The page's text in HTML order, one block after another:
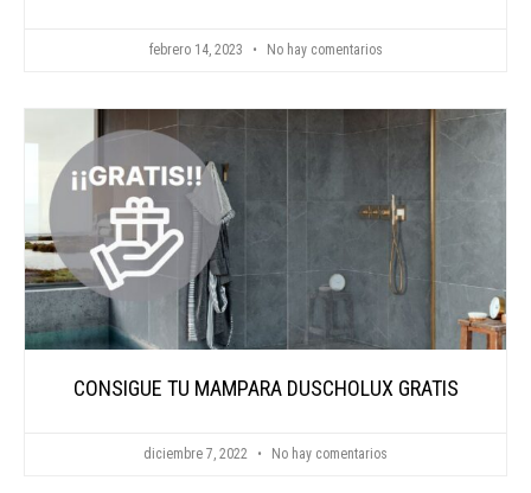
febrero 14, 2023 No hay comentarios
CONSIGUE TU MAMPARA DUSCHOLUX GRATIS
diciembre 7, 2022 No hay comentarios